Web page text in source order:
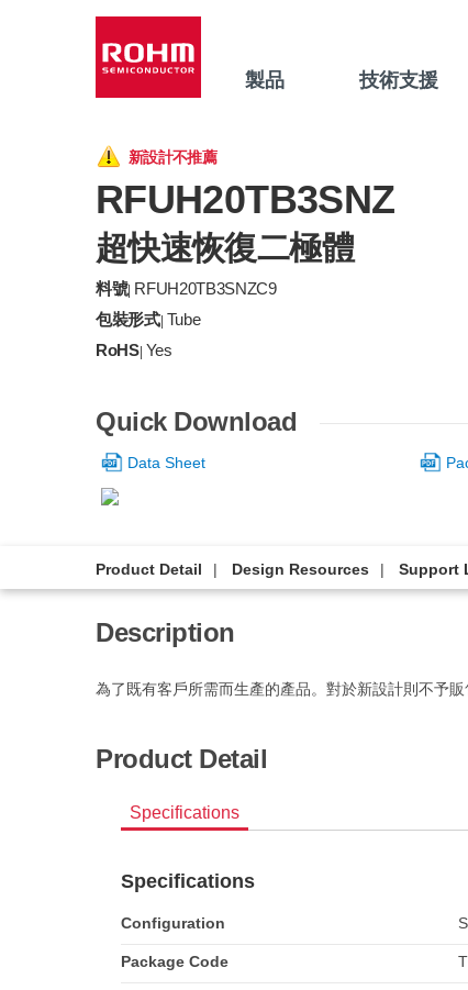
製品 技術支援
新設計不推薦
RFUH20TB3SNZ
超快速恢復二極體
料號| RFUH20TB3SNZC9
包裝形式| Tube
RoHS| Yes
Quick Download
Data Sheet
Product Detail Design Resources Support
Description
為了既有客戶所需而生產的產品。對於新設計則不予販
Product Detail
Specifications
Specifications
Configuration
Package Code